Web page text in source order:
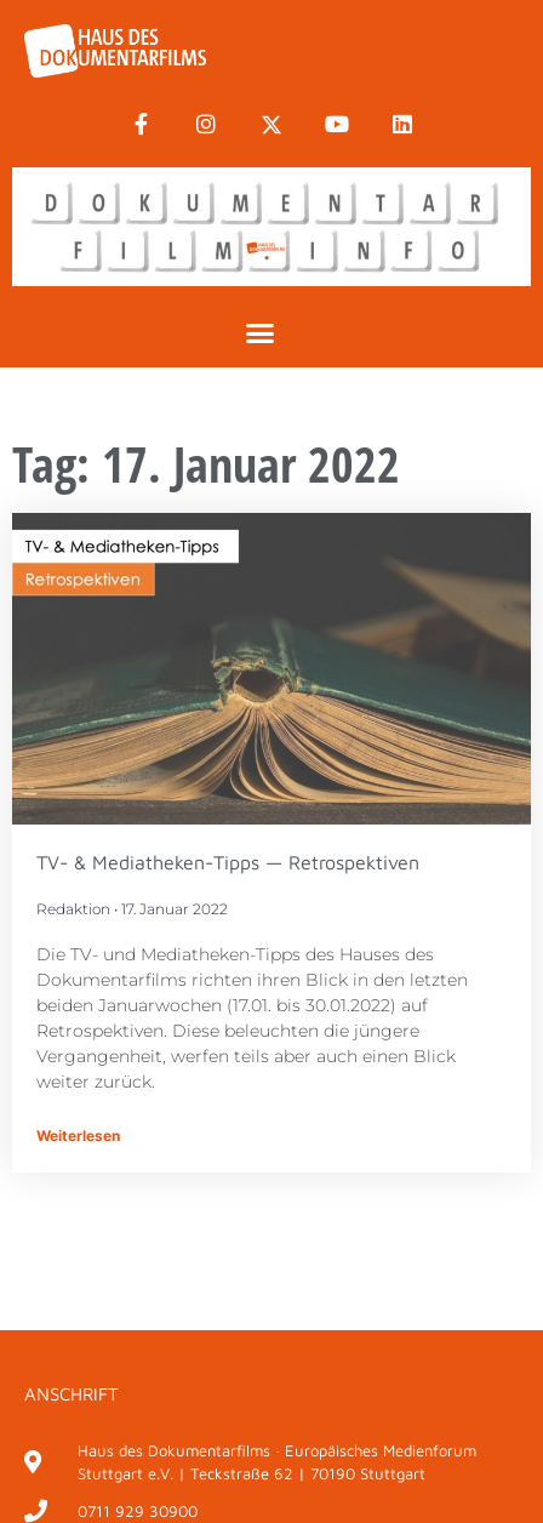
Tag: 17. Januar 2022
TV- & Mediatheken-Tipps — Retrospektiven
Redaktion 17. Januar 2022
Die TV- und Mediatheken-Tipps des Hauses des
Dokumentarfilms richten ihren Blick in den letzten
beiden Januarwochen (17.01. bis 30.01.2022) auf
Retrospektiven. Diese beleuchten die jüngere
Vergangenheit, werfen teils aber auch einen Blick
weiter zurück.
Weiterlesen
ANSCHRIFT
Haus des Dokumentarfilms · Europäisches Medienforum
Stuttgart e.V. | Teckstraße 62 | 70190 Stuttgart
0711 929 30900